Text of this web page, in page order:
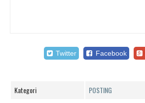
Twitter Facebook
Kategori
POSTING